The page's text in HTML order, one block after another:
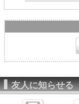
友人に知らせる